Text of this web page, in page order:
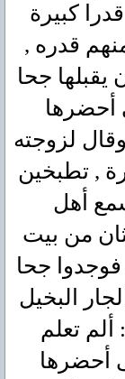
كبيرة
قدره ,
جحا
أحضرها
لزوجته
, تطبخين
أهل
من بيت
فوجدوا جحا
البخيل
تعلم
أحضرها